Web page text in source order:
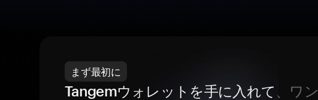
まず最初に
Tangemウォレットを手に入れて、ワン